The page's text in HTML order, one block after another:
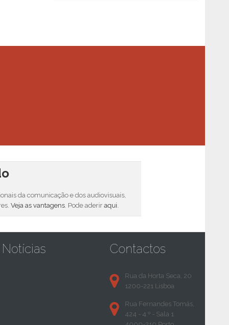
da comunicação e dos audiovisuais,
Veja as vantagens. Pode aderir aqui.
Notícias Contactos
Rua da Horta Seca, 20
1200-221 Lisboa
Rua Fernandes Tomás,
424 - 4.º - Sala 1